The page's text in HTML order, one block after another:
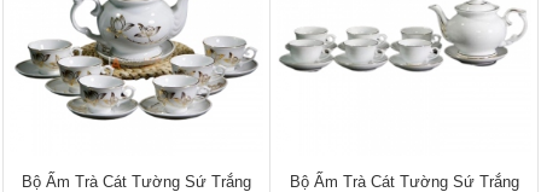
Bộ Ấm Trà Cát Tường Sứ Trắng
Bộ Ấm Trà Cát Tường Sứ Trắng